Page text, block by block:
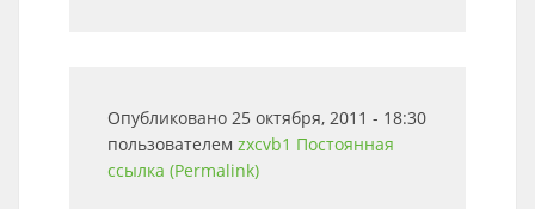
Опубликовано 25 октября, 2011 - 18:30
пользователем zxcvb1 Постоянная
ссылка (Permalink)